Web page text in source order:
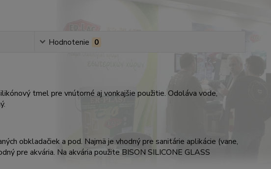
Hodnotenie 0
tmel pre vnútorné aj vonkajšie použitie. Odoláva vode,
obkladačiek a pod. Najmä je vhodný pre sanitárie aplikácie (vane,
pre akvária. Na akvária použite BISON SILICONE GLASS